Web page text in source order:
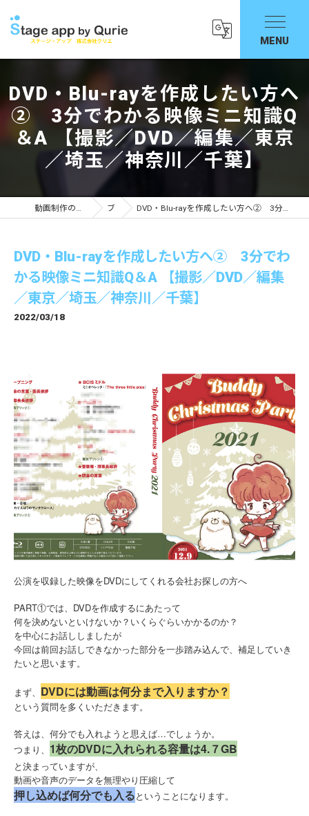
DVD・Blu-rayを作成したい方へ
② 3分でわかる映像ミニ知識Q
＆A 【撮影／DVD／編集／東京
／埼玉／神奈川／千葉】
動画制作の依頼ならStage app by Qurie ブログ DVD・Blu-rayを作成したい方へ② 3分でわかる映像ミニ知識Q＆A 【撮影／DVD／編集／東京／埼玉／神奈川／千葉】
DVD・Blu-rayを作成したい方へ② 3分でわ
かる映像ミニ知識Q＆A 【撮影／DVD／編集
／東京／埼玉／神奈川／千葉】
2022/03/18
公演を収録した映像をDVDにしてくれる会社お探しの方へ
PART①では、DVDを作成するにあたって
何を決めないといけないか？いくらぐらいかかるのか？
を中心にお話ししましたが
今回は前回お話しできなかった部分を一歩踏み込んで、補足していき
たいと思います。
まず、 DVDには動画は何分まで入りますか？
という質問を多くいただきます。
答えは、何分でも入れようと思えば…でしょうか。
つまり、 1枚のDVDに入れられる容量は4.７GB
と決まっていますが、
動画や音声のデータを無理やり圧縮して
押し込めば何分でも入るということになります。